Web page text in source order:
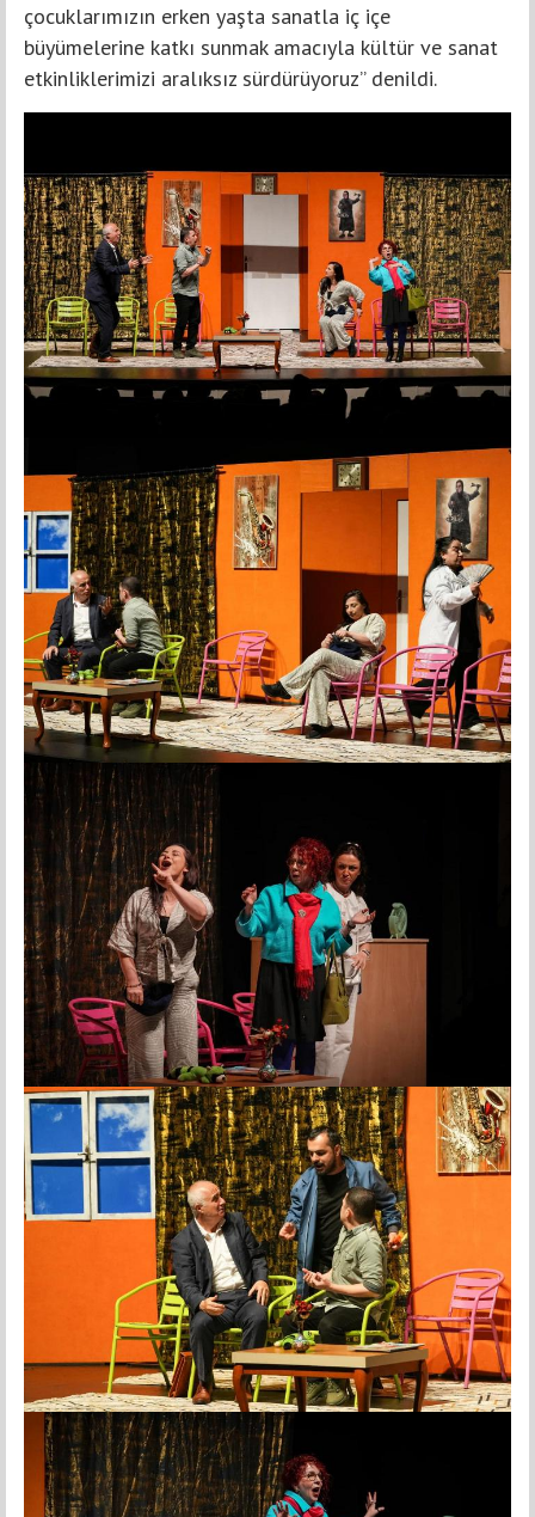
çocuklarımızın erken yaşta sanatla iç içe
büyümelerine katkı sunmak amacıyla kültür ve sanat
etkinliklerimizi aralıksız sürdürüyoruz” denildi.